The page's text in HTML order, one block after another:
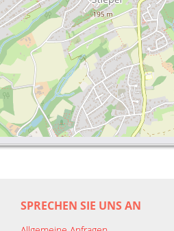
SPRECHEN SIE UNS AN